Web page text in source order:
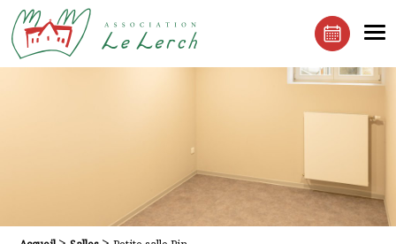
Le Lerchenberg Association à Mulhouse Dornach
Réserver